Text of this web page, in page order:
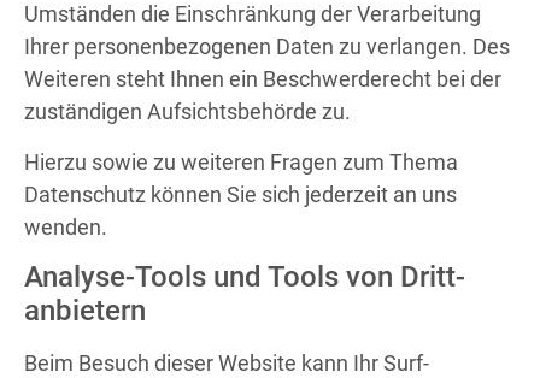
Umständen die Einschränkung der Verarbeitung
Ihrer personenbezogenen Daten zu verlangen. Des
Weiteren steht Ihnen ein Beschwerderecht bei der
zuständigen Aufsichtsbehörde zu.
Hierzu sowie zu weiteren Fragen zum Thema
Datenschutz können Sie sich jederzeit an uns
wenden.
Analyse-Tools und Tools von Dritt­
anbietern
Beim Besuch dieser Website kann Ihr Surf-